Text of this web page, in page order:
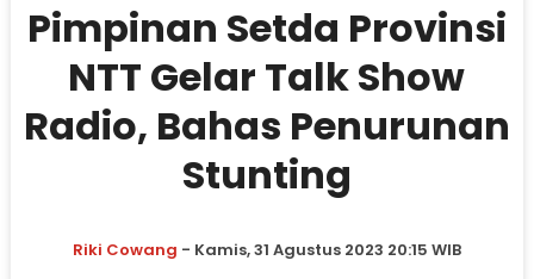
Pimpinan Setda Provinsi
NTT Gelar Talk Show
Radio, Bahas Penurunan
Stunting
Riki Cowang - Kamis, 31 Agustus 2023 20:15 WIB